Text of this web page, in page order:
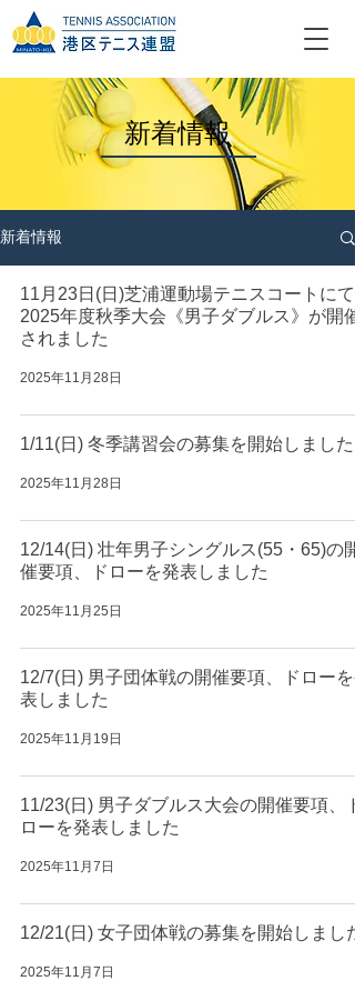
​新着情報
新着情報
11月23日(日)芝浦運動場テニスコートにて
2025年度秋季⼤会《男子ダブルス》が開催
されました
2025年11月28日
1/11(日) 冬季講習会の募集を開始しました
2025年11月28日
12/14(日) 壮年男子シングルス(55・65)の開
催要項、ドローを発表しました
2025年11月25日
12/7(日) 男子団体戦の開催要項、ドローを
表しました
2025年11月19日
11/23(日) 男子ダブルス大会の開催要項、ド
ローを発表しました
2025年11月7日
12/21(日) 女子団体戦の募集を開始しました
2025年11月7日